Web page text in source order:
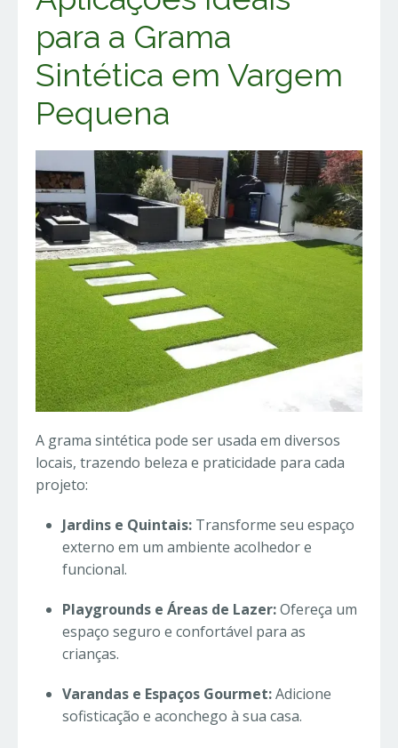
para a Grama
Sintética em Vargem
Pequena
A grama sintética pode ser usada em diversos
locais, trazendo beleza e praticidade para cada
projeto:
Jardins e Quintais: Transforme seu espaço
externo em um ambiente acolhedor e
funcional.
Playgrounds e Áreas de Lazer:Ofereça um
espaço seguro e confortável para as
crianças.
Varandas e Espaços Gourmet:Adicione
sofisticação e aconchego à sua casa.